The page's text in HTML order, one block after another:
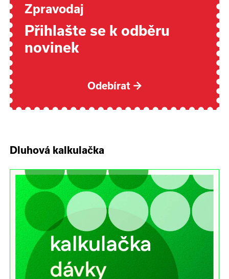
Zpravodaj
Přihlašte se k odběru
novinek
Odebírat →
Dluhová kalkulačka